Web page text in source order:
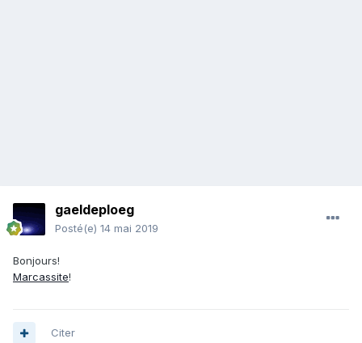
gaeldeploeg
Posté(e) 14 mai 2019
Bonjours!
Marcassite!
Citer